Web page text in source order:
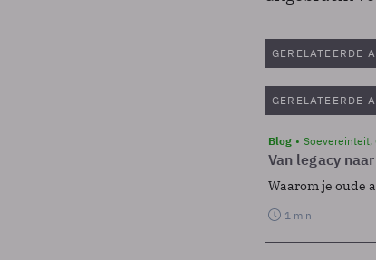
GERELATEERDE
GERELATEERDE
Blog Soevereinteit,
Van legacy
Waarom je oude
1 min